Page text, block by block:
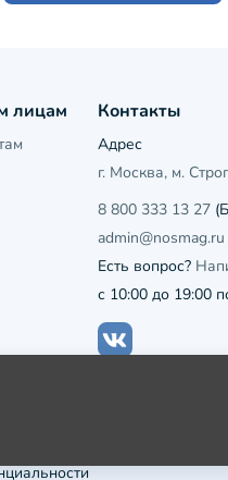
лицам Контакты
Адрес
г. Москва, м.
8 800 333 13 27
admin@nosmag.ru
Есть вопрос?
с 10:00 до 19:00